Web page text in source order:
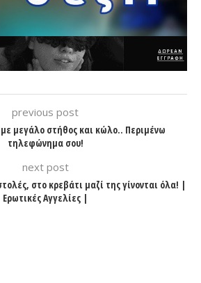
previous post
με μεγάλο στήθος και κώλο.. Περιμένω
τηλεφώνημα σου!
next post
στο κρεβάτι μαζί της γίνονται όλα! |
Ερωτικές Αγγελίες |